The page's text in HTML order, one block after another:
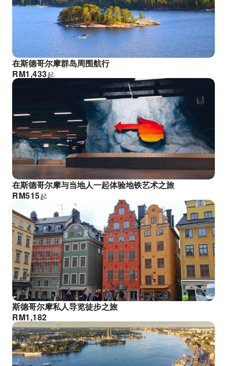
在斯德哥尔摩群岛周围航行
RM1,433起
在斯德哥尔摩与当地人一起体验地铁艺术之旅
RM515起
斯德哥尔摩私人导览徒步之旅
RM1,182